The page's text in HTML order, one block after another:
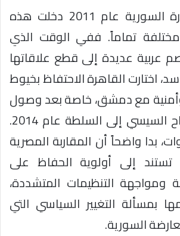
ومع اندلاع الثورة السورية عام 2011 دخلت هذه
مختلفة تماماً. ففي الوقت الذي
عربية عديدة إلى قطع علاقاتها
اختارت القاهرة الاحتفاظ بخيوط
مع دمشق، خاصة بعد وصول
الرئيس عبد الفتاح السيسي إلى السلطة عام 2014.
بدا واضحاً أن المقاربة المصرية
إلى أولوية الحفاظ على
التنظيمات المتشددة،
بمسألة التغيير السياسي التي
السورية.